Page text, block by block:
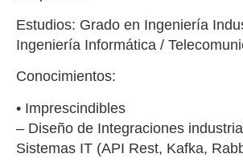
Estudios: Grado en Ingeniería
Ingeniería Informática /
Conocimientos:
• Imprescindibles
– Diseño de Integraciones
Sistemas IT (API Rest, Kafka,